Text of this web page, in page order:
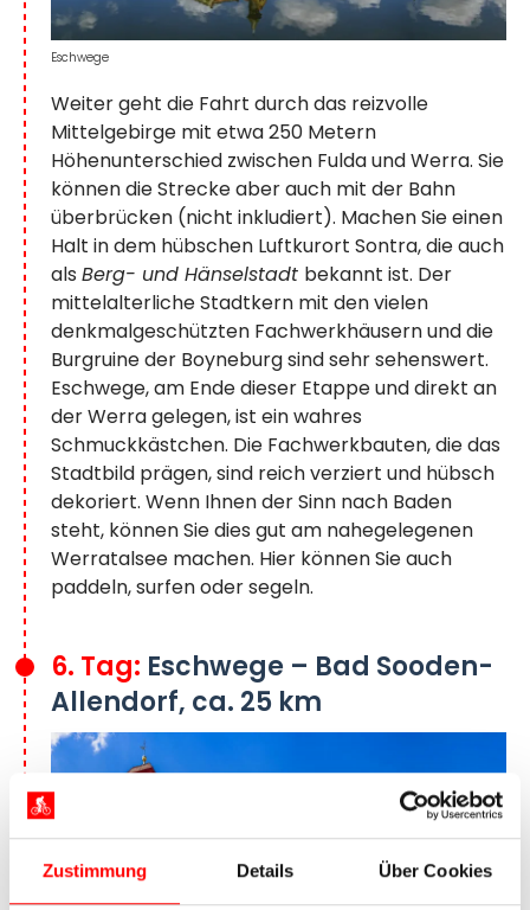
Zustimmung Details Über Cookies
Weiter geht die Fahrt durch das reizvolle
Mittelgebirge mit etwa 250 Metern
Höhenunterschied zwischen Fulda und Werra. Sie
können die Strecke aber auch mit der Bahn
überbrücken (nicht inkludiert). Machen Sie einen
Halt in dem hübschen Luftkurort Sontra, die auch
als Berg- und Hänselstadt bekannt ist. Der
mittelalterliche Stadtkern mit den vielen
denkmalgeschützten Fachwerkhäusern und die
Burgruine der Boyneburg sind sehr sehenswert.
Eschwege, am Ende dieser Etappe und direkt an
der Werra gelegen, ist ein wahres
Schmuckkästchen. Die Fachwerkbauten, die das
Stadtbild prägen, sind reich verziert und hübsch
dekoriert. Wenn Ihnen der Sinn nach Baden
steht, können Sie dies gut am nahegelegenen
Werratalsee machen. Hier können Sie auch
paddeln, surfen oder segeln.
Eschwege
6. Tag: Eschwege – Bad Sooden-
Allendorf, ca. 25 km